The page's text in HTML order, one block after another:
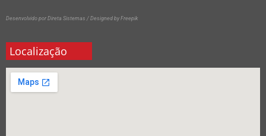
Desenvolvido por Direta Sistemas / Designed by Freepik
Localização